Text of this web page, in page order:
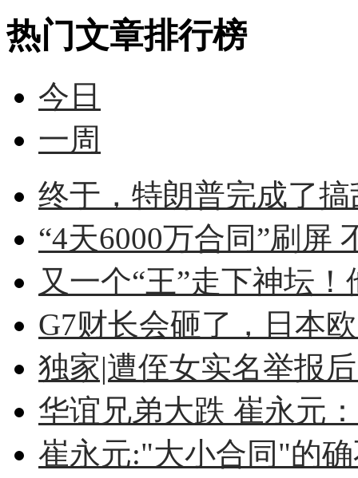
热门文章排行榜
今日
一周
终于，特朗普完成了
“4天6000万合同”刷屏
又一个“王”走下神坛
G7财长会砸了，日本
独家|遭侄女实名举报
华谊兄弟大跌 崔永元
崔永元:"大小合同"的